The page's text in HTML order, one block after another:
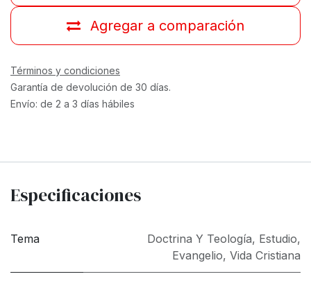
Agregar a comparación
Términos y condiciones
Garantía de devolución de 30 días.
Envío: de 2 a 3 días hábiles
Especificaciones
Tema Doctrina Y Teología, Estudio,
Evangelio, Vida Cristiana